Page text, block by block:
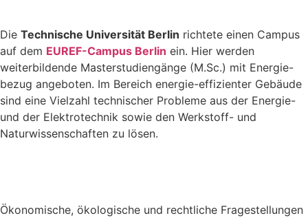
Die Technische Universität Berlin richtete einen Campus
auf dem EUREF-Campus Berlin ein. Hier werden
weiterbildende Masterstudiengänge (M.Sc.) mit Energie-
bezug angeboten. Im Bereich energie-effizienter Gebäude
sind eine Vielzahl technischer Probleme aus der Energie-
und der Elektrotechnik sowie den Werkstoff- und
Naturwissenschaften zu lösen.
Ökonomische, ökologische und rechtliche Fragestellungen